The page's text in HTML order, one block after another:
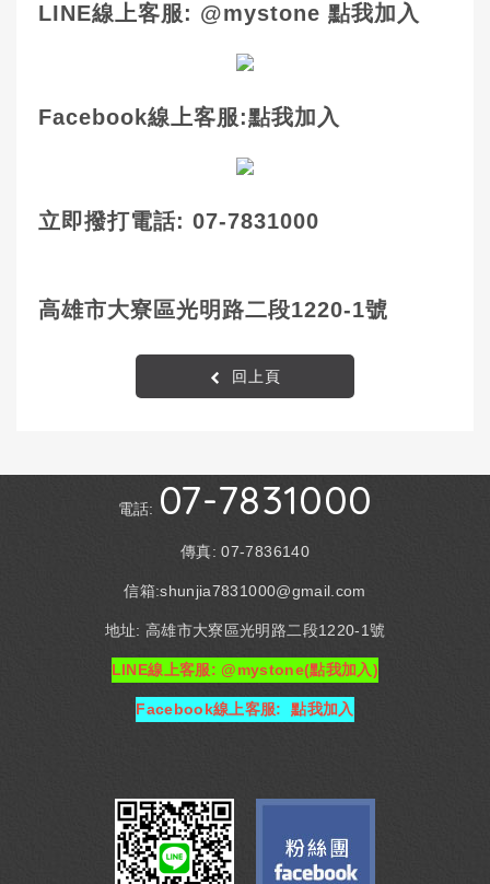
LINE線上客服: @mystone 點我加入
Facebook線上客服:點我加入
立即撥打電話: 07-7831000
高雄市大寮區光明路二段1220-1號
回上頁
電話: 07-7831000
傳真: 07-7836140
信箱:shunjia7831000@gmail.com
地址: 高雄市大寮區光明路二段1220-1號
LINE線上客服: @mystone(點我加入)
Facebook線上客服: 點我加入